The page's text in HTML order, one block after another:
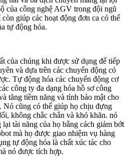
của công nghệ AGV trong đội ngũ
giúp các hoạt động đơn ca có thể
tự động hóa.
của chúng khi được sử dụng để tiếp
và dựa trên các chuyển động có
Tự động hóa các chuyển động cơ
công ty đa dạng hóa hồ sơ công
tăng tiềm năng và tính bảo mật cho
Nó cũng có thể giúp họ chịu đựng
không chắc chắn và khó khăn. nó
tài năng của họ bằng cách giảm bớt
mà họ được giao nhiệm vụ hàng
tự động hóa là chất xúc tác cho
nó được tích hợp.